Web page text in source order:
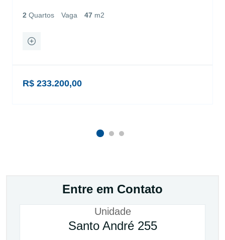
2 Quartos Vaga 47 m2
R$ 233.200,00
Entre em Contato
Unidade
Santo André 255